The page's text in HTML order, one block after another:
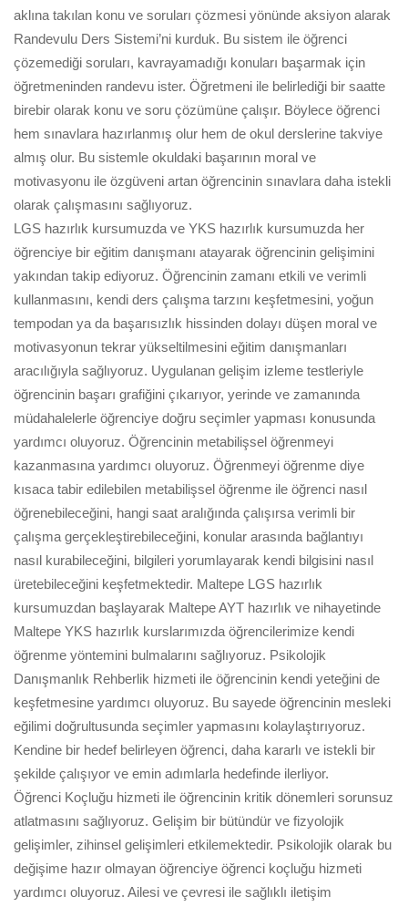
aklına takılan konu ve soruları çözmesi yönünde aksiyon alarak
Randevulu Ders Sistemi’ni kurduk. Bu sistem ile öğrenci
çözemediği soruları, kavrayamadığı konuları başarmak için
öğretmeninden randevu ister. Öğretmeni ile belirlediği bir saatte
birebir olarak konu ve soru çözümüne çalışır. Böylece öğrenci
hem sınavlara hazırlanmış olur hem de okul derslerine takviye
almış olur. Bu sistemle okuldaki başarının moral ve
motivasyonu ile özgüveni artan öğrencinin sınavlara daha istekli
olarak çalışmasını sağlıyoruz.
LGS hazırlık kursumuzda ve YKS hazırlık kursumuzda her
öğrenciye bir eğitim danışmanı atayarak öğrencinin gelişimini
yakından takip ediyoruz. Öğrencinin zamanı etkili ve verimli
kullanmasını, kendi ders çalışma tarzını keşfetmesini, yoğun
tempodan ya da başarısızlık hissinden dolayı düşen moral ve
motivasyonun tekrar yükseltilmesini eğitim danışmanları
aracılığıyla sağlıyoruz. Uygulanan gelişim izleme testleriyle
öğrencinin başarı grafiğini çıkarıyor, yerinde ve zamanında
müdahalelerle öğrenciye doğru seçimler yapması konusunda
yardımcı oluyoruz. Öğrencinin metabilişsel öğrenmeyi
kazanmasına yardımcı oluyoruz. Öğrenmeyi öğrenme diye
kısaca tabir edilebilen metabilişsel öğrenme ile öğrenci nasıl
öğrenebileceğini, hangi saat aralığında çalışırsa verimli bir
çalışma gerçekleştirebileceğini, konular arasında bağlantıyı
nasıl kurabileceğini, bilgileri yorumlayarak kendi bilgisini nasıl
üretebileceğini keşfetmektedir. Maltepe LGS hazırlık
kursumuzdan başlayarak Maltepe AYT hazırlık ve nihayetinde
Maltepe YKS hazırlık kurslarımızda öğrencilerimize kendi
öğrenme yöntemini bulmalarını sağlıyoruz. Psikolojik
Danışmanlık Rehberlik hizmeti ile öğrencinin kendi yeteğini de
keşfetmesine yardımcı oluyoruz. Bu sayede öğrencinin mesleki
eğilimi doğrultusunda seçimler yapmasını kolaylaştırıyoruz.
Kendine bir hedef belirleyen öğrenci, daha kararlı ve istekli bir
şekilde çalışıyor ve emin adımlarla hedefinde ilerliyor.
Öğrenci Koçluğu hizmeti ile öğrencinin kritik dönemleri sorunsuz
atlatmasını sağlıyoruz. Gelişim bir bütündür ve fizyolojik
gelişimler, zihinsel gelişimleri etkilemektedir. Psikolojik olarak bu
değişime hazır olmayan öğrenciye öğrenci koçluğu hizmeti
yardımcı oluyoruz. Ailesi ve çevresi ile sağlıklı iletişim